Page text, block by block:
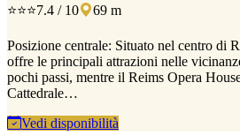
⭐⭐⭐7.4 / 10 69 m
Posizione centrale: Situato nel centro di
offre le principali attrazioni nelle
pochi passi, mentre il Reims Opera
Cattedrale…
Vedi disponibilità